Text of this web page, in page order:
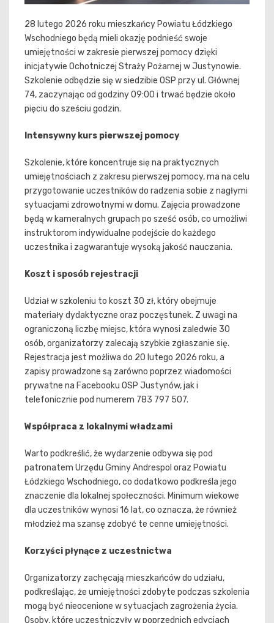
28 lutego 2026 roku mieszkańcy Powiatu Łódzkiego
Wschodniego będą mieli okazję podnieść swoje
umiejętności w zakresie pierwszej pomocy dzięki
inicjatywie Ochotniczej Straży Pożarnej w Justynowie.
Szkolenie odbędzie się w siedzibie OSP przy ul. Głównej
74, zaczynając od godziny 09:00 i trwać będzie około
pięciu do sześciu godzin.
Intensywny kurs pierwszej pomocy
Szkolenie, które koncentruje się na praktycznych
umiejętnościach z zakresu pierwszej pomocy, ma na celu
przygotowanie uczestników do radzenia sobie z nagłymi
sytuacjami zdrowotnymi w domu. Zajęcia prowadzone
będą w kameralnych grupach po sześć osób, co umożliwi
instruktorom indywidualne podejście do każdego
uczestnika i zagwarantuje wysoką jakość nauczania.
Koszt i sposób rejestracji
Udział w szkoleniu to koszt 30 zł, który obejmuje
materiały dydaktyczne oraz poczęstunek. Z uwagi na
ograniczoną liczbę miejsc, która wynosi zaledwie 30
osób, organizatorzy zalecają szybkie zgłaszanie się.
Rejestracja jest możliwa do 20 lutego 2026 roku, a
zapisy prowadzone są zarówno poprzez wiadomości
prywatne na Facebooku OSP Justynów, jak i
telefonicznie pod numerem 783 797 507.
Współpraca z lokalnymi władzami
Warto podkreślić, że wydarzenie odbywa się pod
patronatem Urzędu Gminy Andrespol oraz Powiatu
Łódzkiego Wschodniego, co dodatkowo podkreśla jego
znaczenie dla lokalnej społeczności. Minimum wiekowe
dla uczestników wynosi 16 lat, co oznacza, że również
młodzież ma szansę zdobyć te cenne umiejętności.
Korzyści płynące z uczestnictwa
Organizatorzy zachęcają mieszkańców do udziału,
podkreślając, że umiejętności zdobyte podczas szkolenia
mogą być nieocenione w sytuacjach zagrożenia życia.
Osoby, które uczestniczyły w poprzednich edycjach